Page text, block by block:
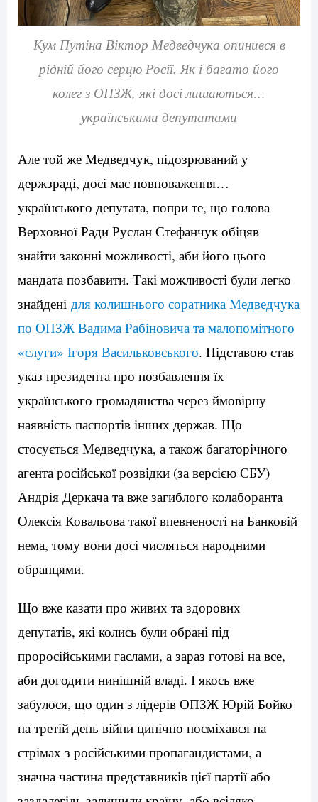
Кум Путіна Віктор Медведчука опинився в
рідній його серцю Росії. Як і багато його
колег з ОПЗЖ, які досі лишаються…
українськими депутатами
Але той же Медведчук, підозрюваний у
держзраді, досі має повноваження…
українського депутата, попри те, що голова
Верховної Ради Руслан Стефанчук обіцяв
знайти законні можливості, аби його цього
мандата позбавити. Такі можливості були легко
знайдені для колишнього соратника Медведчука
по ОПЗЖ Вадима Рабіновича та малопомітного
«слуги» Ігоря Васильковського. Підставою став
указ президента про позбавлення їх
українського громадянства через ймовірну
наявність паспортів інших держав. Що
стосується Медведчука, а також багаторічного
агента російської розвідки (за версією СБУ)
Андрія Деркача та вже загиблого колаборанта
Олексія Ковальова такої впевненості на Банковій
нема, тому вони досі числяться народними
обранцями.
Що вже казати про живих та здорових
депутатів, які колись були обрані під
проросійськими гаслами, а зараз готові на все,
аби догодити нинішній владі. І якось вже
забулося, що один з лідерів ОПЗЖ Юрій Бойко
на третій день війни цинічно посміхався на
стрімах з російськими пропагандистами, а
значна частина представників цієї партії або